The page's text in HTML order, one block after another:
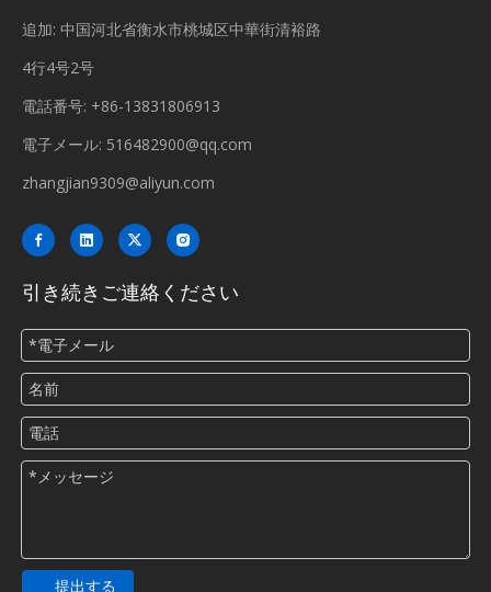
追加: 中国河北省衡水市桃城区中華街清裕路
4行4号2号
電話番号: +86-13831806913
電子メール: 516482900@qq.com
zhangjian9309@aliyun.com
引き続きご連絡ください
提出する